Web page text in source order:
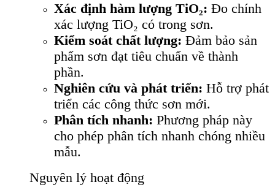
Xác định hàm lượng TiO₂: Đo chính
xác lượng TiO₂ có trong sơn.
Kiểm soát chất lượng: Đảm bảo sản
phẩm sơn đạt tiêu chuẩn về thành
phần.
Nghiên cứu và phát triển: Hỗ trợ phát
triển các công thức sơn mới.
Phân tích nhanh: Phương pháp này
cho phép phân tích nhanh chóng nhiều
mẫu.
Nguyên lý hoạt động